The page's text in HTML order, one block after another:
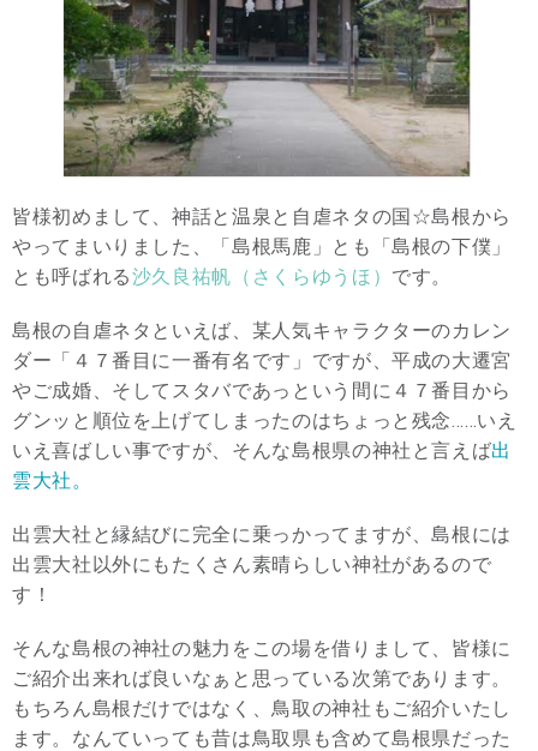
皆様初めまして、神話と温泉と自虐ネタの国☆島根から
やってまいりました、「島根馬鹿」とも「島根の下僕」
とも呼ばれる沙久良祐帆（さくらゆうほ） です。
島根の自虐ネタといえば、某人気キャラクターのカレン
ダー「４７番目に一番有名です」ですが、平成の大遷宮
やご成婚、そしてスタバであっという間に４７番目から
グンッと順位を上げてしまったのはちょっと残念……いえ
いえ喜ばしい事ですが、そんな島根県の神社と言えば出
雲大社。
出雲大社と縁結びに完全に乗っかってますが、島根には
出雲大社以外にもたくさん素晴らしい神社があるので
す！
そんな島根の神社の魅力をこの場を借りまして、皆様に
ご紹介出来れば良いなぁと思っている次第であります。
もちろん島根だけではなく、鳥取の神社もご紹介いたし
ます。なんていっても昔は鳥取県も含めて島根県だった